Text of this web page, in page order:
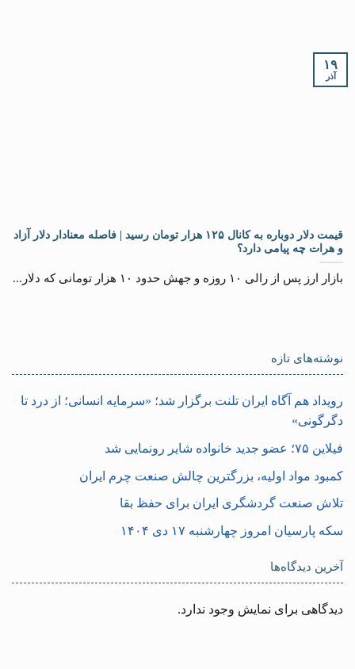
قیمت دلار دوباره به کانال ۱۲۵ هزار تومان رسید | فاصله معنادار دلار آزاد
و هرات چه پیامی دارد؟
بازار ارز پس از رالی ۱۰ روزه و جهش حدود ۱۰ هزار تومانی که دلار...
۱۹
آذر
نوشته‌های تازه
رویداد هم آگاه ایران تلنت برگزار شد؛ «سرمایه انسانی؛ از درد تا
دگرگونی»
فیلاین ۷۵؛ عضو جدید خانواده شایر رونمایی شد
کمبود مواد اولیه، بزرگترین چالش صنعت چرم ایران
تلاش صنعت گردشگری ایران برای حفظ بقا
سکه پارسیان امروز چهارشنبه ۱۷ دی ۱۴۰۴
آخرین دیدگاه‌ها
دیدگاهی برای نمایش وجود ندارد.